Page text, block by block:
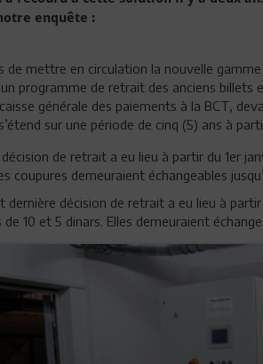
enquête :
de mettre en circulation la nouvelle
programme de retrait des anciens billets
générale des paiements à la BCT,
sur une période de cinq (5) ans à
décision de retrait a eu lieu à partir du 1er
coupures demeuraient échangeables
dernière décision de retrait a eu lieu à
de 10 et 5 dinars. Elles demeuraient